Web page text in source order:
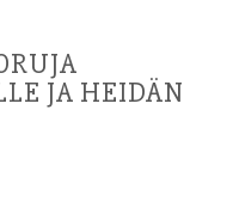
JA HEIDÄN